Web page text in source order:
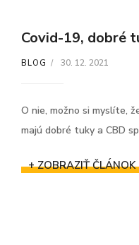
BLOG 30. 12. 2021
Covid-19, dobré
O nie, možno si myslíte,
majú dobré tuky a CBD
+ ZOBRAZIŤ ČLÁNOK